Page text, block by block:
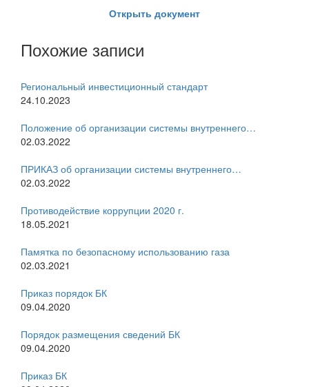
Открыть документ
Похожие записи
Региональный инвестиционный стандарт
24.10.2023
Положение об организации системы внутреннего…
02.03.2022
ПРИКАЗ об организации системы внутреннего…
02.03.2022
Противодействие коррупции 2020 г.
18.05.2021
Памятка по безопасному использованию газа
02.03.2021
Приказ порядок БК
09.04.2020
Порядок размещения сведений БК
09.04.2020
Приказ БК